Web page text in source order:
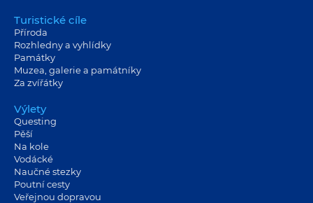
Turistické cíle
Příroda
Rozhledny a vyhlídky
Památky
Muzea, galerie a památníky
Za zvířátky
Výlety
Questing
Pěší
Na kole
Vodácké
Naučné stezky
Poutní cesty
Veřejnou dopravou